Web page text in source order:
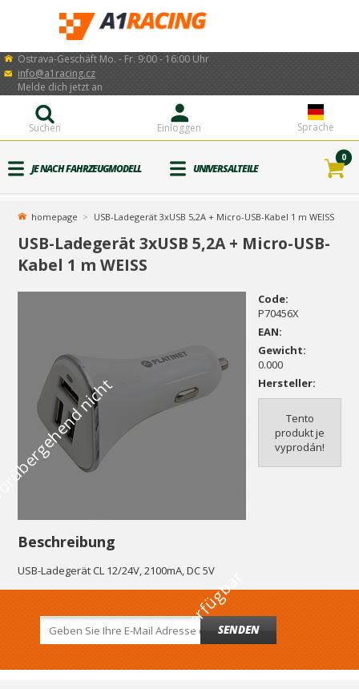
Ostrava-Geschäft Mo. - Fr. 9:00 - 16:00 Uhr
info@a1racing.cz
Sprache
Einloggen
Melde dich jetzt an
Suchen
JE NACH FAHRZEUGMODELL UNIVERSALTEILE
0
homepage USB-Ladegerät 3xUSB 5,2A + Micro-USB-Kabel 1 m WEISS
USB-Ladegerät 3xUSB 5,2A + Micro-USB-
Kabel 1 m WEISS
r
Code:
P70456X
EAN:
Gewicht:
0.000
Hersteller:
Tento
produkt je
vyprodán!
Beschreibung
USB-Ladegerät CL 12/24V, 2100mA, DC 5V
SENDEN